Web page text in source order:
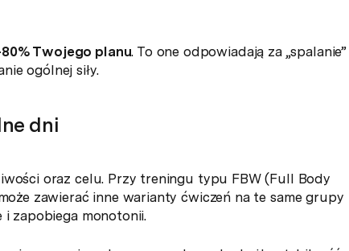
Twojego planu. To one odpowiadają za „spalanie”
ogólnej siły.
dni
oraz celu. Przy treningu typu FBW (Full Body
zawierać inne warianty ćwiczeń na te same grupy
i zapobiega monotonii.